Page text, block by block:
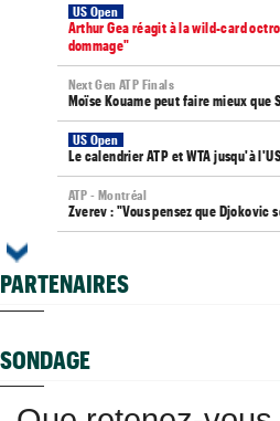
US Open
Arthur Gea réagit à la wild-card
dommage"
Next Gen ATP Finals
Moïse Kouame peut faire mieux que
US Open
Le calendrier ATP et WTA jusqu'à
ATP - Montréal
Zverev : "Vous pensez que Djokovic
Vancouver (CH)
Jeunes
PARTENAIRES
SONDAGE